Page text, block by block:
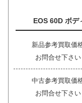
EOS 60D ボデ
新品参考買取価
お問合せ下さい
中古参考買取価
お問合せ下さい